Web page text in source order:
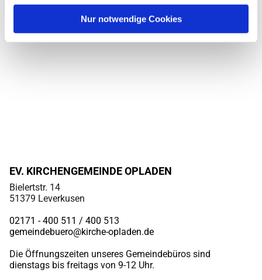
Nur notwendige Cookies
EV. KIRCHENGEMEINDE OPLADEN
Bielertstr. 14
51379 Leverkusen
02171 - 400 511 / 400 513
gemeindebuero@kirche-opladen.de
Die Öffnungszeiten unseres Gemeindebüros sind
dienstags bis freitags von 9-12 Uhr.